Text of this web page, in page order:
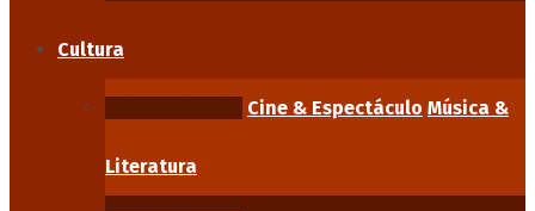
Cultura
Cine & Espectáculo Música &
Literatura